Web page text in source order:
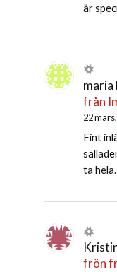
är
maria
från
22
Fint
ta
frön